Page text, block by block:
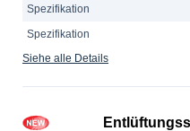
Spezifikation
Spezifikation
Siehe alle Details